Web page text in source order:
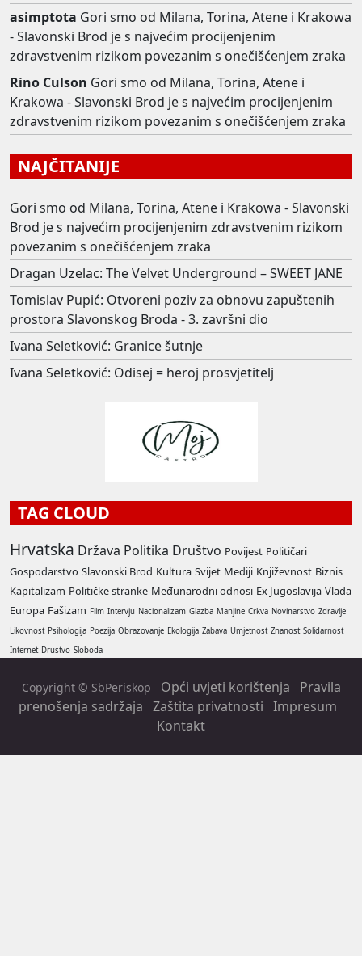
asimptota Gori smo od Milana, Torina, Atene i Krakowa
- Slavonski Brod je s najvećim procijenjenim
zdravstvenim rizikom povezanim s onečišćenjem zraka
Rino Culson Gori smo od Milana, Torina, Atene i
Krakowa - Slavonski Brod je s najvećim procijenjenim
zdravstvenim rizikom povezanim s onečišćenjem zraka
NAJČITANIJE
Gori smo od Milana, Torina, Atene i Krakowa - Slavonski
Brod je s najvećim procijenjenim zdravstvenim rizikom
povezanim s onečišćenjem zraka
Dragan Uzelac: The Velvet Underground – SWEET JANE
Tomislav Pupić: Otvoreni poziv za obnovu zapuštenih
prostora Slavonskog Broda - 3. završni dio
Ivana Seletković: Granice šutnje
Ivana Seletković: Odisej = heroj prosvjetitelj
TAG CLOUD
Hrvatska Država Politika Društvo Povijest Političari
Gospodarstvo Slavonski Brod Kultura Svijet Mediji Književnost Biznis
Kapitalizam Političke stranke Međunarodni odnosi Ex Jugoslavija Vlada
Europa Fašizam Film Intervju Nacionalizam Glazba Manjine Crkva Novinarstvo Zdravlje
Likovnost Psihologija Poezija Obrazovanje Ekologija Zabava Umjetnost Znanost Solidarnost
Internet Drustvo Sloboda
Copyright © SbPeriskop Opći uvjeti korištenja
Pravila
prenošenja sadržaja Zaštita privatnosti Impresum
Kontakt